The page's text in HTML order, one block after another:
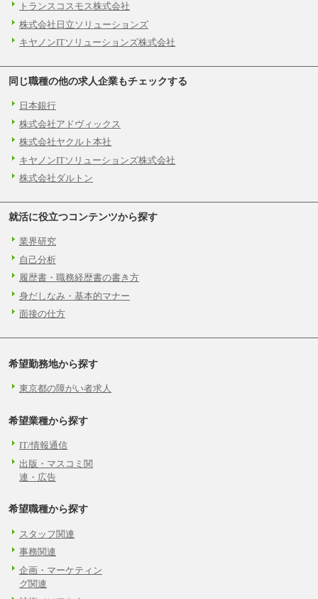
トランスコスモス株式会社
株式会社日立ソリューションズ
キヤノンITソリューションズ株式会社
同じ職種の他の求人企業もチェックする
日本銀行
株式会社アドヴィックス
株式会社ヤクルト本社
キヤノンITソリューションズ株式会社
株式会社ダルトン
就活に役立つコンテンツから探す
業界研究
自己分析
履歴書・職務経歴書の書き方
身だしなみ・基本的マナー
面接の仕方
希望勤務地から探す
東京都の障がい者求人
希望業種から探す
IT/情報通信
出版・マスコミ関
連・広告
希望職種から探す
スタッフ関連
事務関連
企画・マーケティン
グ関連